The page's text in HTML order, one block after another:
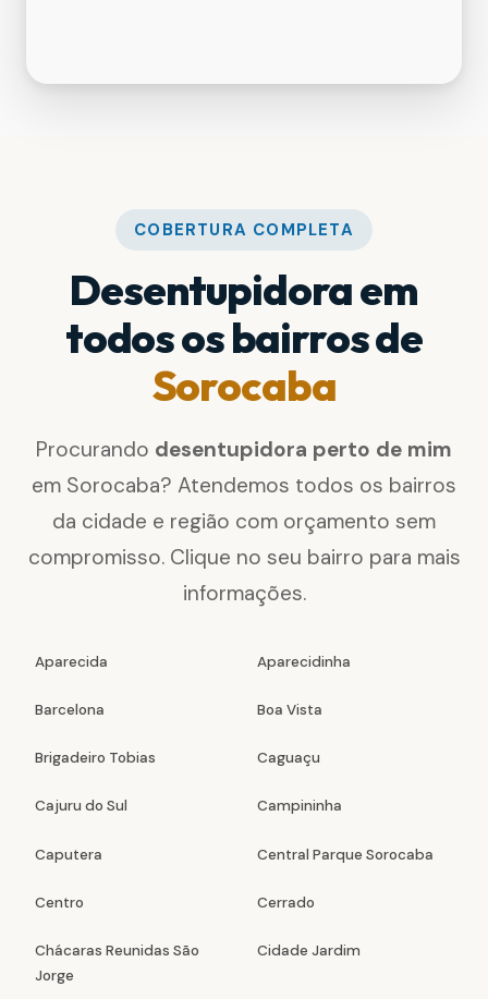
COBERTURA COMPLETA
Desentupidora em
todos os bairros de
Sorocaba
Procurando desentupidora perto de mim
em Sorocaba? Atendemos todos os bairros
da cidade e região com orçamento sem
compromisso. Clique no seu bairro para mais
informações.
Aparecida Aparecidinha
Barcelona Boa Vista
Brigadeiro Tobias Caguaçu
Cajuru do Sul Campininha
Caputera Central Parque Sorocaba
Centro Cerrado
Chácaras Reunidas São
Jorge
Cidade Jardim